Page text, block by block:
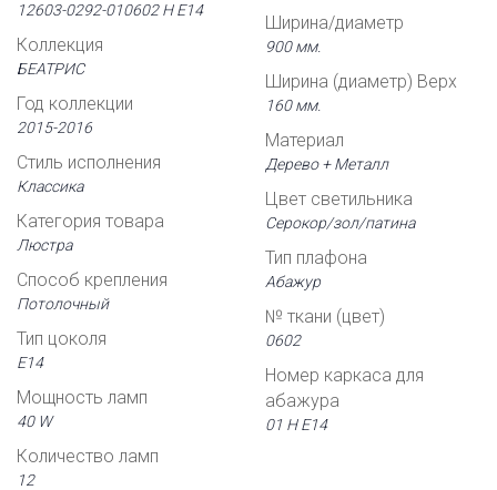
12603-0292-010602 Н Е14
Коллекция
БЕАТРИС
Год коллекции
2015-2016
Стиль исполнения
Классика
Категория товара
Люстра
Способ крепления
Потолочный
Тип цоколя
Е14
Мощность ламп
40 W
Количество ламп
12
Ширина/диаметр
900 мм.
Ширина (диаметр) Верх
160 мм.
Материал
Дерево + Металл
Цвет светильника
Серокор/зол/патина
Тип плафона
Абажур
№ ткани (цвет)
0602
Номер каркаса для
абажура
01 Н Е14